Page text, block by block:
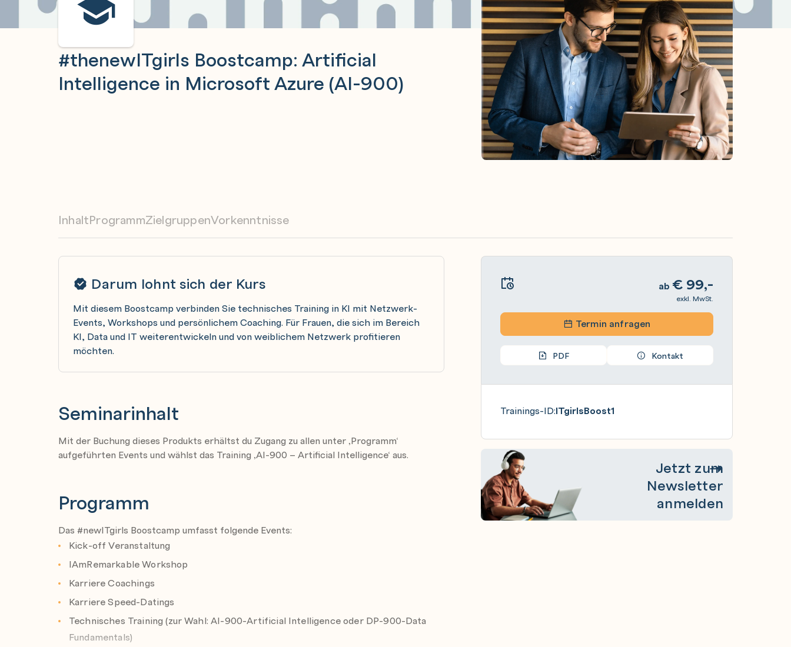
#thenewITgirls Boostcamp: Artificial
Intelligence in Microsoft Azure (AI-900)
InhaltProgrammZielgruppenVorkenntnisse
Darum lohnt sich der Kurs
Mit diesem Boostcamp verbinden Sie technisches Training in KI mit Netzwerk-
Events, Workshops und persönlichem Coaching. Für Frauen, die sich im Bereich
KI, Data und IT weiterentwickeln und von weiblichem Netzwerk profitieren
möchten.
Seminarinhalt
Mit der Buchung dieses Produkts erhältst du Zugang zu allen unter ‚Programm‘
aufgeführten Events und wählst das Training ‚AI-900 – Artificial Intelligence‘ aus.
Programm
Das #newITgirls Boostcamp umfasst folgende Events:
Kick-off Veranstaltung
IAmRemarkable Workshop
Karriere Coachings
Karriere Speed-Datings
Technisches Training (zur Wahl: AI-900-Artificial Intelligence oder DP-900-Data
Fundamentals)
ab € 99,-
exkl. MwSt.
Termin anfragen
PDF Kontakt
Trainings-ID:ITgirlsBoost1
Jetzt zum
Newsletter
anmelden